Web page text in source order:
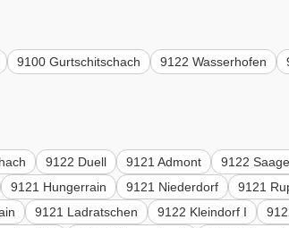
9100 Gurtschitschach 9122 Wasserhofen
9122 Duell 9121 Admont 9122
9121 Hungerrain 9121 Niederdorf 9121
9121 Ladratschen 9122 Kleindorf I